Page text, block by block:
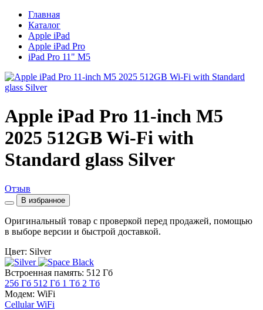
Главная
Каталог
Apple iPad
Apple iPad Pro
iPad Pro 11" M5
Apple iPad Pro 11-inch M5
2025 512GB Wi-Fi with
Standard glass Silver
Отзыв
В избранное
Оригинальный товар с проверкой перед продажей, помощью
в выборе версии и быстрой доставкой.
Цвет: Silver
Встроенная память: 512 Гб
256 Гб 512 Гб 1 Тб 2 Тб
Модем: WiFi
Cellular WiFi